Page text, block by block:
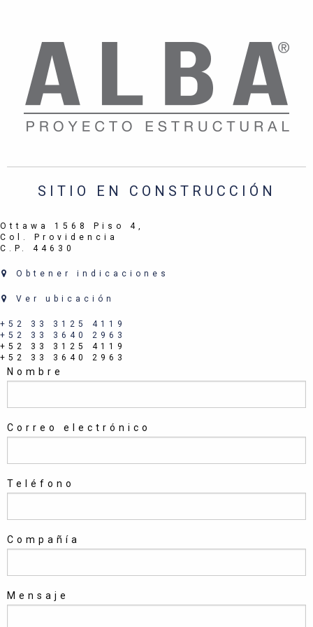
SITIO EN CONSTRUCCIÓN
Ottawa 1568 Piso 4,
Col. Providencia
C.P. 44630
Obtener indicaciones
Ver ubicación
+52 33 3125 4119
+52 33 3640 2963
+52 33 3125 4119
+52 33 3640 2963
Nombre
Correo electrónico
Teléfono
Compañía
Mensaje